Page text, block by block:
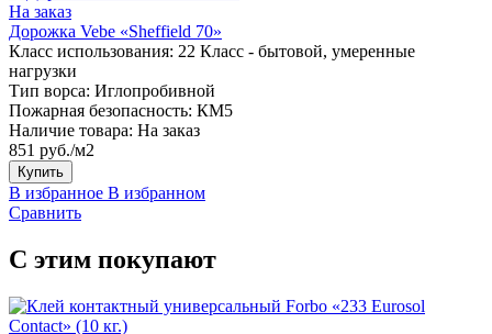
На заказ
Дорожка Vebe «Sheffield 70»
Класс использования: 22 Класс - бытовой, умеренные
нагрузки
Тип ворса: Иглопробивной
Пожарная безопасность: КМ5
Наличие товара: На заказ
851 руб./м2
Купить
В избранное В избранном
Сравнить
С этим покупают